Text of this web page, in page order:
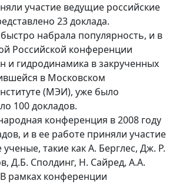
участие ведущие российские
23 доклада.
набрала популярность, и в
Российской конференции
и гидродинамика в закрученных
в Московском
(МЭИ), уже было
100 докладов.
конференция в 2008 году
и в ее работе приняли участие
такие как А. Берглес, Дж. Р.
Д.Б. Сполдинг, Н. Сайред, А.А.
рамках конференции